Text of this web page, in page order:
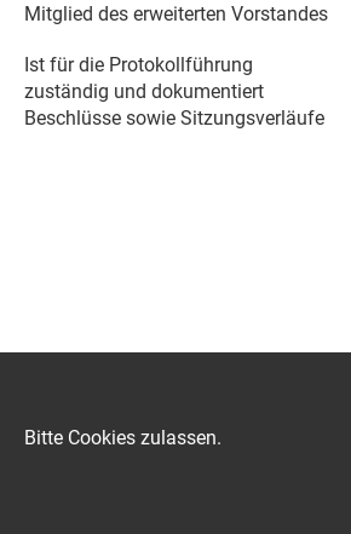
Mitglied des erweiterten Vorstandes
Ist für die Protokollführung
zuständig und dokumentiert
Beschlüsse sowie Sitzungsverläufe
Bitte Cookies zulassen.